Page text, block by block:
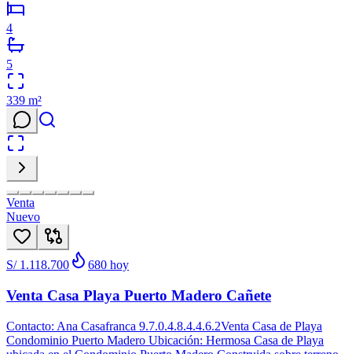
4
5
339 m²
Venta
Nuevo
S/ 1.118.700 680 hoy
Venta Casa Playa Puerto Madero Cañete
Contacto: Ana Casafranca 9.7.0.4.8.4.4.6.2Venta Casa de Playa
Condominio Puerto Madero Ubicación: Hermosa Casa de Playa